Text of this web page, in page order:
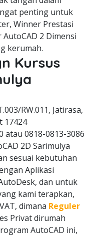
penting untuk
Winner Prestasi
2 Dimensi
kerumah.
Kursus
RW.011, Jatirasa,
17424
atau 0818-0813-3086
2D Sarimulya
sesuai kebutuhan
Aplikasi
dan untuk
kami terapkan,
dimana Reguler
Privat dirumah
AutoCAD ini,